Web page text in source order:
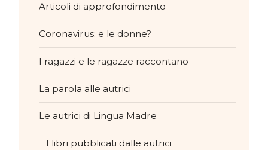
Articoli di approfondimento
Coronavirus: e le donne?
I ragazzi e le ragazze raccontano
La parola alle autrici
Le autrici di Lingua Madre
I libri pubblicati dalle autrici